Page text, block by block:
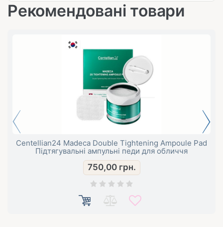
Рекомендовані товари
Centellian24 Madeca Double Tightening Ampoule Pad
Підтягувальні ампульні педи для обличчя
750,00 грн.